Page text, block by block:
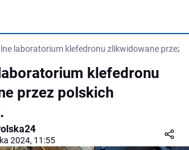
laboratorium klefedronu zlikwidowane przez
klefedronu
przez polskich
2024, 11:55